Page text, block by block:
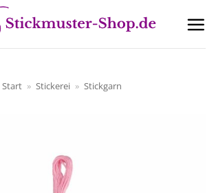
Start » Stickerei » Stickgarn